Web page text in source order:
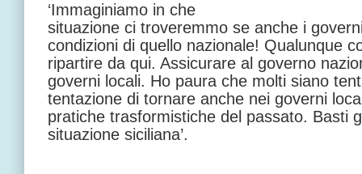
‘Immaginiamo in che
situazione ci troveremmo se anche i
condizioni di quello nazionale! Qualunque
ripartire da qui. Assicurare al governo
governi locali. Ho paura che molti siano
tentazione di tornare anche nei governi
pratiche trasformistiche del passato. Basti
situazione siciliana’.